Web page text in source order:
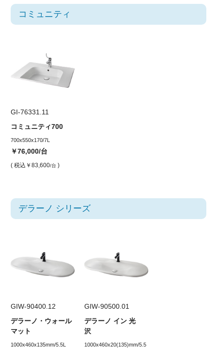
コミュニティ
GI-76331.11
コミュニティ700
700x550x170/7L
￥76,000/台
( 税込 ￥83,600/台 )
デラーノ シリーズ
GIW-90400.12
デラーノ・ウォール
マット
1000x460x135mm/5.5L
GIW-90500.01
デラーノ イン 光
沢
1000x460x20(135)mm/5.5